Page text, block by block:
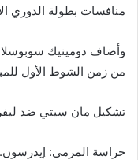
منافسات بطولة الدوري
من زمن الشوط الأول
تشكيل مان سيتي ضد
حراسة المرمى: إيدرسون.